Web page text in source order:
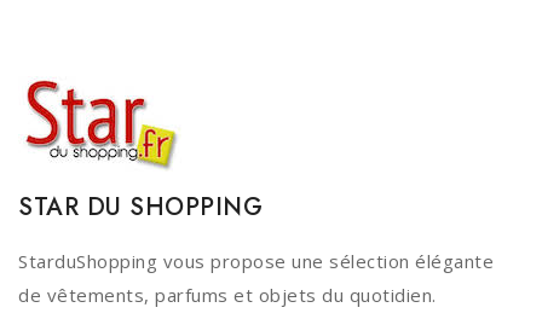
STAR DU SHOPPING
StarduShopping vous propose une sélection élégante
de vêtements, parfums et objets du quotidien.